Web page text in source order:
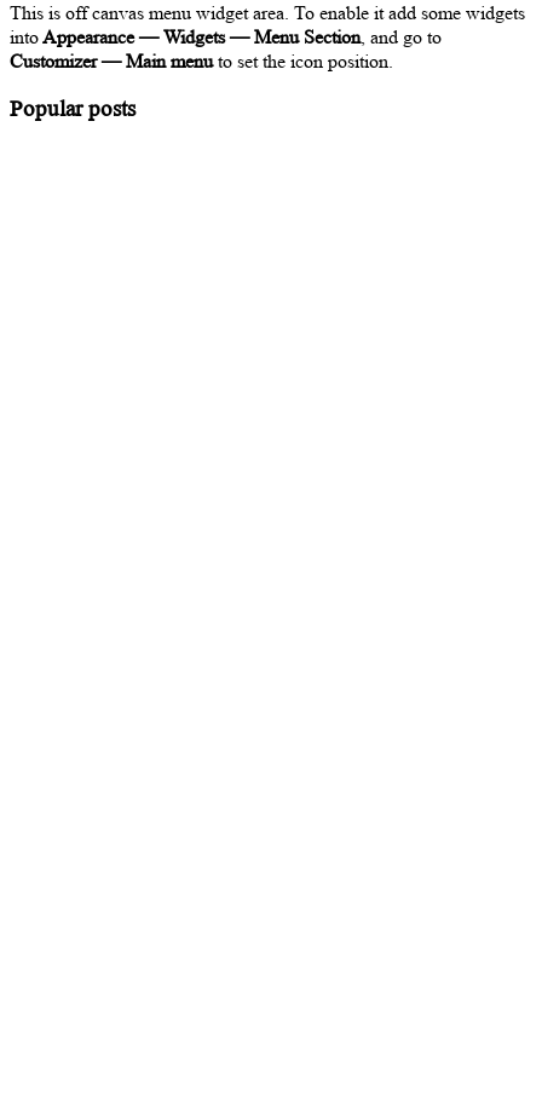
This is off canvas menu widget area. To enable it add some widgets
intoAppearance — Widgets — Menu Section, and go to
Customizer — Main menuto set the icon position.
Popular posts